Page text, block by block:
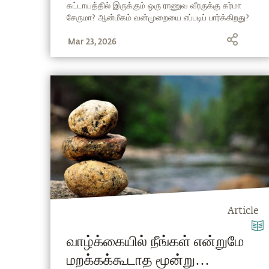
கட்டாயத்தில் இருக்கும் ஒரு ராணுவ வீரருக்கு கர்மா
சேருமா? ஆன்மீகம் வன்முறையை எப்படிப் பார்க்கிறது?
என்பது செயலில் இல்லை, அது நோக்கத்தில்தான்
Mar 23, 2026
Article
வாழ்க்கையில் நீங்கள் என்றுமே
மறக்கக்கூடாத மூன்று